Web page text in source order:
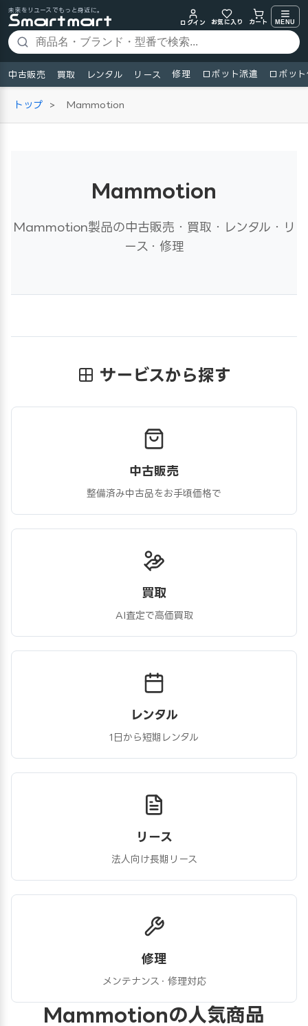
未来をリユースでもっと身近に。
ログイン
お気に入り カート MENU
中古販売 買取 レンタル リース 修理 ロボット派遣 ロボッ
トップ > Mammotion
Mammotion
Mammotion製品の中古販売・買取・レンタル・リ
ース・修理
サービスから探す
中古販売
整備済み中古品をお手頃価格で
買取
AI査定で高価買取
レンタル
1日から短期レンタル
リース
法人向け長期リース
修理
メンテナンス・修理対応
Mammotionの人気商品